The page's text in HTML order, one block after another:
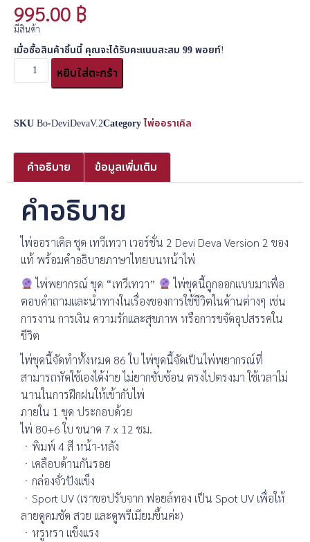
995.00 ฿
มีสินค้า
เมื่อซื้อสินค้าชิ้นนี้ คุณจะได้รับคะแนนสะสม 99พอยท์!
หยิบใส่ตะกร้า
SKUBo-DeviDevaV.2Categoryไพ่ออราเคิล
คำอธิบาย ข้อมูลเพิ่มเติม
คำอธิบาย
ไพ่ออราเคิล ชุด เทวีเทวา เวอร์ชั่น 2 Devi Deva Version 2 ของ
แท้ พร้อมคำอธิบายภาษาไทยบนหน้าไพ่
ไพ่พยากรณ์ ชุด “เทวีเทวา”
ไพ่ชุดนี้ถูกออกแบบมาเพื่อ
ตอบคำถามและนำทางในเรื่องของการใช้ชีวิตในด้านต่างๆ เช่น
การงาน การเงิน ความรักและสุขภาพ หรือการขจัดอุปสรรคใน
ชีวิต
ไพ่ชุดนี้จัดทำทั้งหมด 86 ใบ ไพ่ชุดนี้จัดเป็นไพ่พยากรณ์ที่
สามารถหัดใช้เองได้ง่าย ไม่ยากซับซ้อน ตรงไปตรงมา ใช้เวลาไม่
นานในการฝึกฝนให้เข้ากับไพ่
ภายใน 1 ชุด ประกอบด้วย
ไพ่ 80+6 ใบ ขนาด 7 x 12 ชม.
ㆍพิมพ์ 4 สี หน้า-หลัง
ㆍเคลือบด้านกันรอย
ㆍกล่องจั่วปังแข็ง
ㆍSport UV (เราขอปรับจาก ฟอยล์ทอง เป็น Spot UV เพื่อให้
ลายดูคมชัด สวย และดูพรีเมียมขึ้นค่ะ)
ㆍหรูหรา แข็งแรง